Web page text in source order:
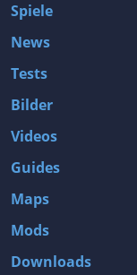
Spiele
News
Tests
Bilder
Videos
Guides
Maps
Mods
Downloads